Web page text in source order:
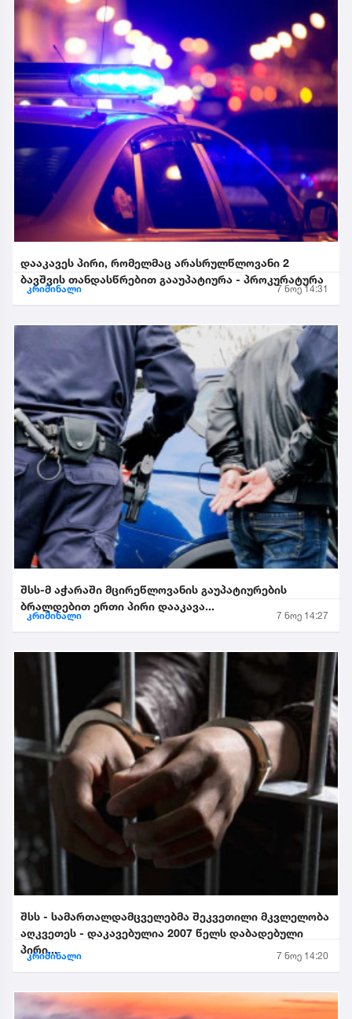
დააკავეს პირი, რომელმაც არასრულწლოვანი 2
ბავშვის თანდასწრებით გააუპატიურა - პროკურატურა
კრიმინალი 7 ნოე 14:31
შსს-მ აჭარაში მცირეწლოვანის გაუპატიურების
ბრალდებით ერთი პირი დააკავა...
კრიმინალი 7 ნოე 14:27
შსს - სამართალდამცველებმა შეკვეთილი მკვლელობა
აღკვეთეს - დაკავებულია 2007 წელს დაბადებული
პირი...
კრიმინალი 7 ნოე 14:20